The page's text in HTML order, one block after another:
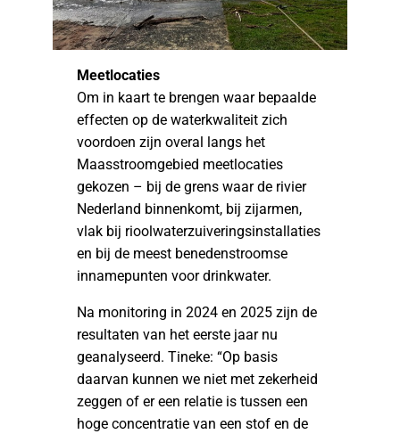
Meetlocaties
Om in kaart te brengen waar bepaalde
effecten op de waterkwaliteit zich
voordoen zijn overal langs het
Maasstroomgebied meetlocaties
gekozen – bij de grens waar de rivier
Nederland binnenkomt, bij zijarmen,
vlak bij rioolwaterzuiveringsinstallaties
en bij de meest benedenstroomse
innamepunten voor drinkwater.
Na monitoring in 2024 en 2025 zijn de
resultaten van het eerste jaar nu
geanalyseerd. Tineke: “Op basis
daarvan kunnen we niet met zekerheid
zeggen of er een relatie is tussen een
hoge concentratie van een stof en de